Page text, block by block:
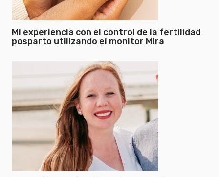
Mi experiencia con el control de la fertilidad
posparto utilizando el monitor Mira